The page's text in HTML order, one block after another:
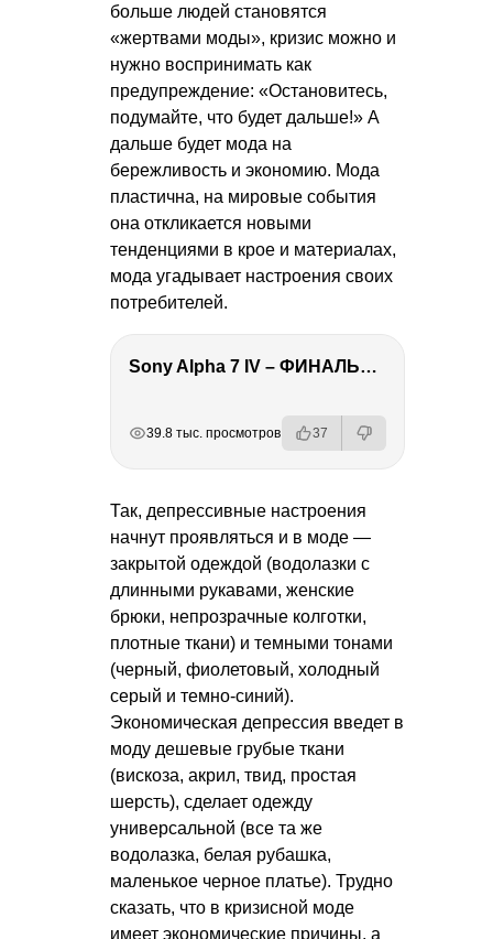
больше людей становятся
«жертвами моды», кризис можно и
нужно воспринимать как
предупреждение: «Остановитесь,
подумайте, что будет дальше!» А
дальше будет мода на
бережливость и экономию. Мода
пластична, на мировые события
она откликается новыми
тенденциями в крое и материалах,
мода угадывает настроения своих
потребителей.
Sony Alpha 7 IV – ФИНАЛЬНЫЙ ОБЗОР
39.8 тыс. просмотров 37
Так, депрессивные настроения
начнут проявляться и в моде —
закрытой одеждой (водолазки с
длинными рукавами, женские
брюки, непрозрачные колготки,
плотные ткани) и темными тонами
(черный, фиолетовый, холодный
серый и темно-синий).
Экономическая депрессия введет в
моду дешевые грубые ткани
(вискоза, акрил, твид, простая
шерсть), сделает одежду
универсальной (все та же
водолазка, белая рубашка,
маленькое черное платье). Трудно
сказать, что в кризисной моде
имеет экономические причины, а